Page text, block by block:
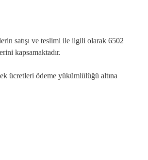
satışı ve teslimi ile ilgili olarak 6502
kapsamaktadır.
ücretleri ödeme yükümlülüğü altına